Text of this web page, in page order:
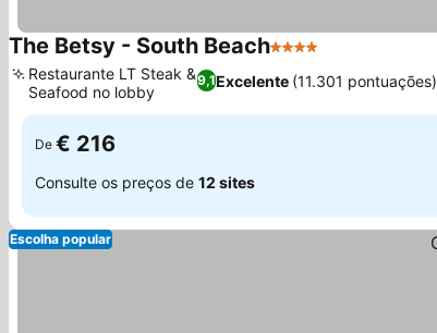
The Betsy - South Beach4 Estrelas
9,1Excelente (11.301 pontuações)
Restaurante LT Steak &
Seafood no lobby
De € 216
Consulte os preços de 12 sites
Escolha popular